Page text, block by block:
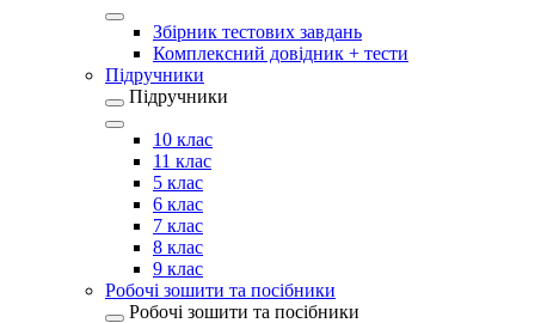
Збірник тестових завдань
Комплексний довідник + тести
Підручники
Підручники
10 клас
11 клас
5 клас
6 клас
7 клас
8 клас
9 клас
Робочі зошити та посібники
Робочі зошити та посібники